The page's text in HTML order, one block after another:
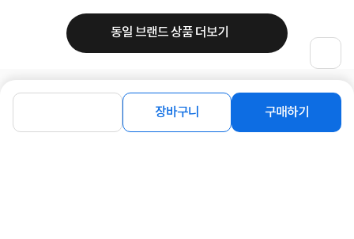
장바구니 구매하기
동일 브랜드 상품 더보기
로그인 공지사항오시는길회사소개 PC버전
1588-8377 컴퓨존 APP